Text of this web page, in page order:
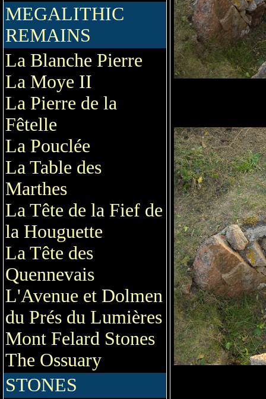
MEGALITHIC
REMAINS
La Blanche Pierre
La Moye II
La Pierre de la
Fêtelle
La Pouclée
La Table des
Marthes
La Tête de la Fief de
la Houguette
La Tête des
Quennevais
L'Avenue et Dolmen
du Prés du Lumières
Mont Felard Stones
The Ossuary
STONES